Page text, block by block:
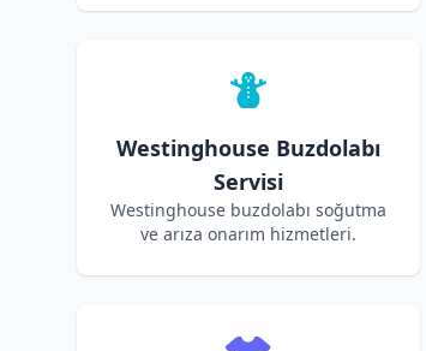
Westinghouse Buzdolabı
Servisi
Westinghouse buzdolabı soğutma
ve arıza onarım hizmetleri.